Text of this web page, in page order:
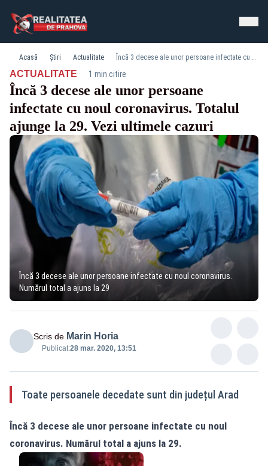
Acasă Știri Actualitate Încă 3 decese ale unor persoane infectate cu noul coronavirus. Totalul ajunge la 29. Vezi ultimele cazuri
ACTUALITATE· 1 min citire
Încă 3 decese ale unor persoane
infectate cu noul coronavirus. Totalul
ajunge la 29. Vezi ultimele cazuri
Încă 3 decese ale unor persoane infectate cu noul coronavirus.
Numărul total a ajuns la 29
Scris de Marin Horia
Publicat:28 mar. 2020, 13:51
Toate persoanele decedate sunt din județul Arad
Încă 3 decese ale unor persoane infectate cu noul
coronavirus. Numărul total a ajuns la 29.